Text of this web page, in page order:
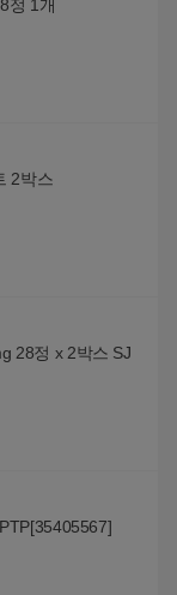
정 1개
2박스
28정 x 2박스 SJ
시서스 필 2박스(8주분) / PTP[35405567]